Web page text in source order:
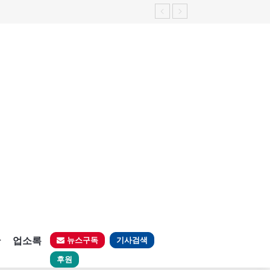
업소록 뉴스구독 기사검색
후원